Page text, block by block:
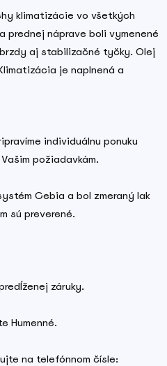
klimatizácie vo všetkých
prednej náprave boli vymenené
aj stabilizačné tyčky. Olej
je naplnená a
individuálnu ponuku
požiadavkám.
Cebia a bol zmeraný lak
sú preverené.
záruky.
Humenné.
na telefónnom čísle: